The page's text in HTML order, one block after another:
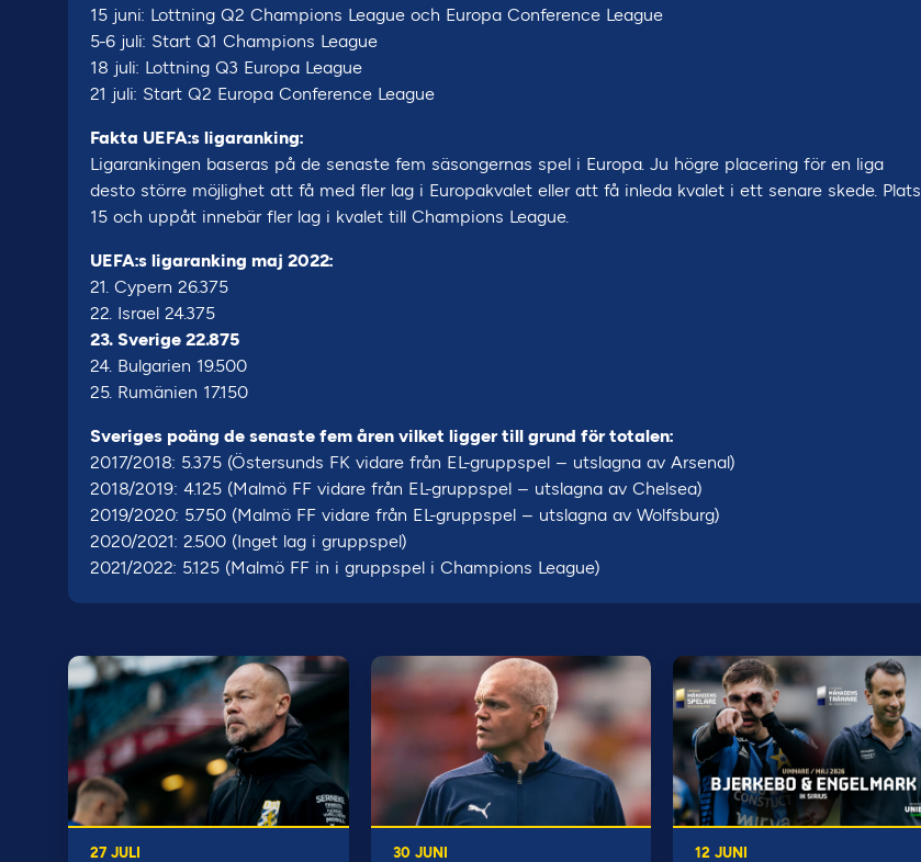
15 juni: Lottning Q2 Champions League och Europa Conference League
5-6 juli: Start Q1 Champions League
18 juli: Lottning Q3 Europa League
21 juli: Start Q2 Europa Conference League
Fakta UEFA:s ligaranking:
Ligarankingen baseras på de senaste fem säsongernas spel i Europa. Ju högre placering för en liga
desto större möjlighet att få med fler lag i Europakvalet eller att få inleda kvalet i ett senare skede. Plats
15 och uppåt innebär fler lag i kvalet till Champions League.
UEFA:s ligaranking maj 2022:
21. Cypern 26.375
22. Israel 24.375
23. Sverige 22.875
24. Bulgarien 19.500
25. Rumänien 17.150
Sveriges poäng de senaste fem åren vilket ligger till grund för totalen:
2017/2018: 5.375 (Östersunds FK vidare från EL-gruppspel – utslagna av Arsenal)
2018/2019: 4.125 (Malmö FF vidare från EL-gruppspel – utslagna av Chelsea)
2019/2020: 5.750 (Malmö FF vidare från EL-gruppspel – utslagna av Wolfsburg)
2020/2021: 2.500 (Inget lag i gruppspel)
2021/2022: 5.125 (Malmö FF in i gruppspel i Champions League)
27 JULI 30 JUNI 12 JUNI